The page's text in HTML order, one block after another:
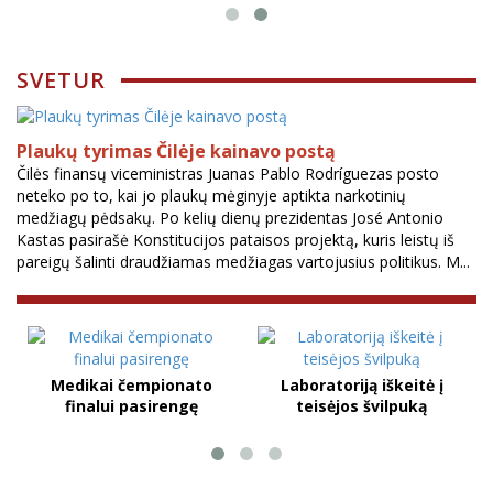
SVETUR
Plaukų tyrimas Čilėje kainavo postą
Čilės finansų viceministras Juanas Pablo Rodríguezas posto
neteko po to, kai jo plaukų mėginyje aptikta narkotinių
medžiagų pėdsakų. Po kelių dienų prezidentas José Antonio
Kastas pasirašė Konstitucijos pataisos projektą, kuris leistų iš
pareigų šalinti draudžiamas medžiagas vartojusius politikus. M...
Medikai čempionato
finalui pasirengę
Laboratoriją iškeitė į
teisėjos švilpuką